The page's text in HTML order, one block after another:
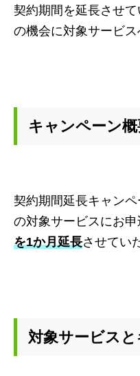
契約期間を延長させ
の機会に対象サービス
キャンペーン
契約期間延長キャン
の対象サービスにお申
を1か月延長させてい
対象サービス